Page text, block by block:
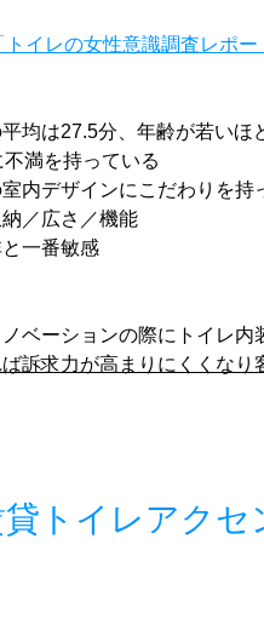
イレの女性意識調査レポー
均は27.5分、年齢が若いほ
満を持っている
内デザインにこだわりを持
／広さ／機能
一番敏感
ベーションの際にトイレ
ば訴求力が高まりにくくなり
貸トイレアク